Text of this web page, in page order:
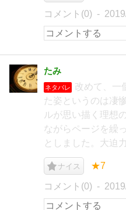
コメント(0)
たみ
ネタバレ
改めて、一
た姿というのは凄
ルが思い描く理想
ながらページを繰
としました。大迫
ナイス ★7
コメント(0)